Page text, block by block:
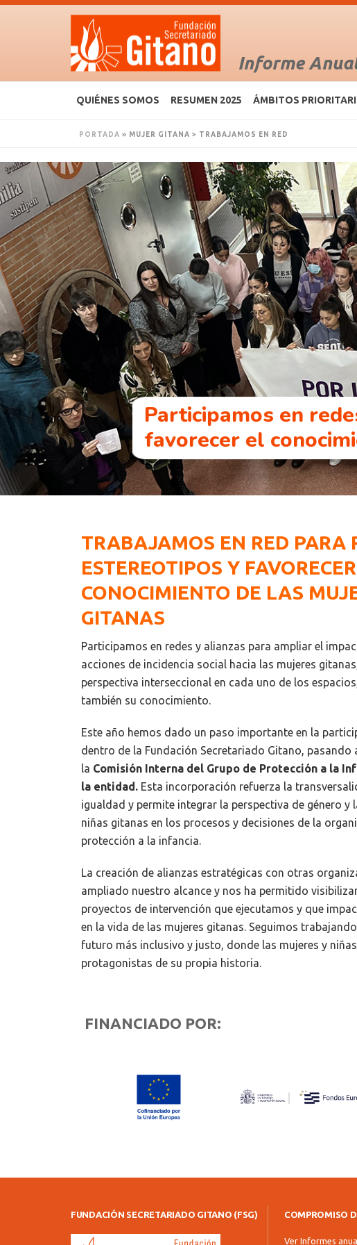
Informe
QUIÉNES SOMOS RESUMEN 2025 ÁMBITOS
PORTADA » MUJER GITANA > TRABAJAMOS EN RED
Participamos en
favorecer el
TRABAJAMOS EN RED PARA
ESTEREOTIPOS Y
CONOCIMIENTO DE LAS
GITANAS
Participamos en redes y alianzas para ampliar el
acciones de incidencia social hacia las mujeres
perspectiva interseccional en cada uno de los
también su conocimiento.
Este año hemos dado un paso importante en la
dentro de la Fundación Secretariado Gitano, pasando
la Comisión Interna del Grupo de Protección a la
la entidad. Esta incorporación refuerza la
igualdad y permite integrar la perspectiva de género y
niñas gitanas en los procesos y decisiones de la
protección a la infancia.
La creación de alianzas estratégicas con otras
ampliado nuestro alcance y nos ha permitido
proyectos de intervención que ejecutamos y que
en la vida de las mujeres gitanas. Seguimos
futuro más inclusivo y justo, donde las mujeres y
protagonistas de su propia historia.
FINANCIADO POR:
FUNDACIÓN SECRETARIADO GITANO (FSG) COMPROMISO
Ver Informes